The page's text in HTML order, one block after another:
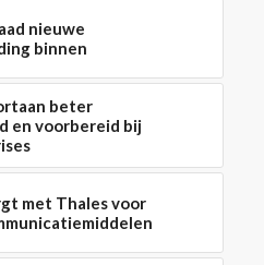
nieuwe
binnen
beter
en voorbereid bij
met Thales voor